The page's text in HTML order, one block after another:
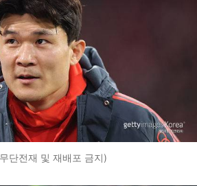
단전재 및 재배포 금지)